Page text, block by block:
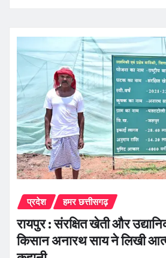
प्रदेश हमर छत्तीसगढ़
रायपुर : संरक्षित खेती और
किसान अनारथ साय ने लिखी